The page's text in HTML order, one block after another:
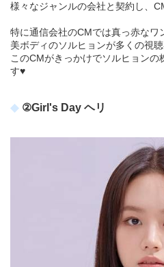
様々なジャンルの会社と契約し、
特に通信会社のCMでは真っ赤なワ
美ボディのソルヒョンが多くの視
このCMがきっかけでソルヒョン
す♥
②Girl's Day ヘリ